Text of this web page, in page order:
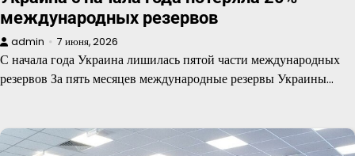
международных резервов
admin 7 июня, 2026
С начала года Украина лишилась пятой части международных
резервов За пять месяцев международные резервы Украины…